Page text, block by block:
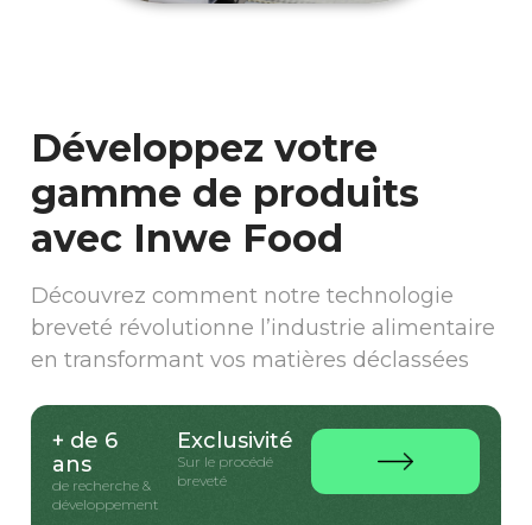
Développez votre
gamme de produits
avec Inwe Food
Découvrez comment notre technologie
breveté révolutionne l’industrie alimentaire
en transformant vos matières déclassées
+ de 6
ans
de recherche &
développement
Exclusivité
Sur le procédé
breveté